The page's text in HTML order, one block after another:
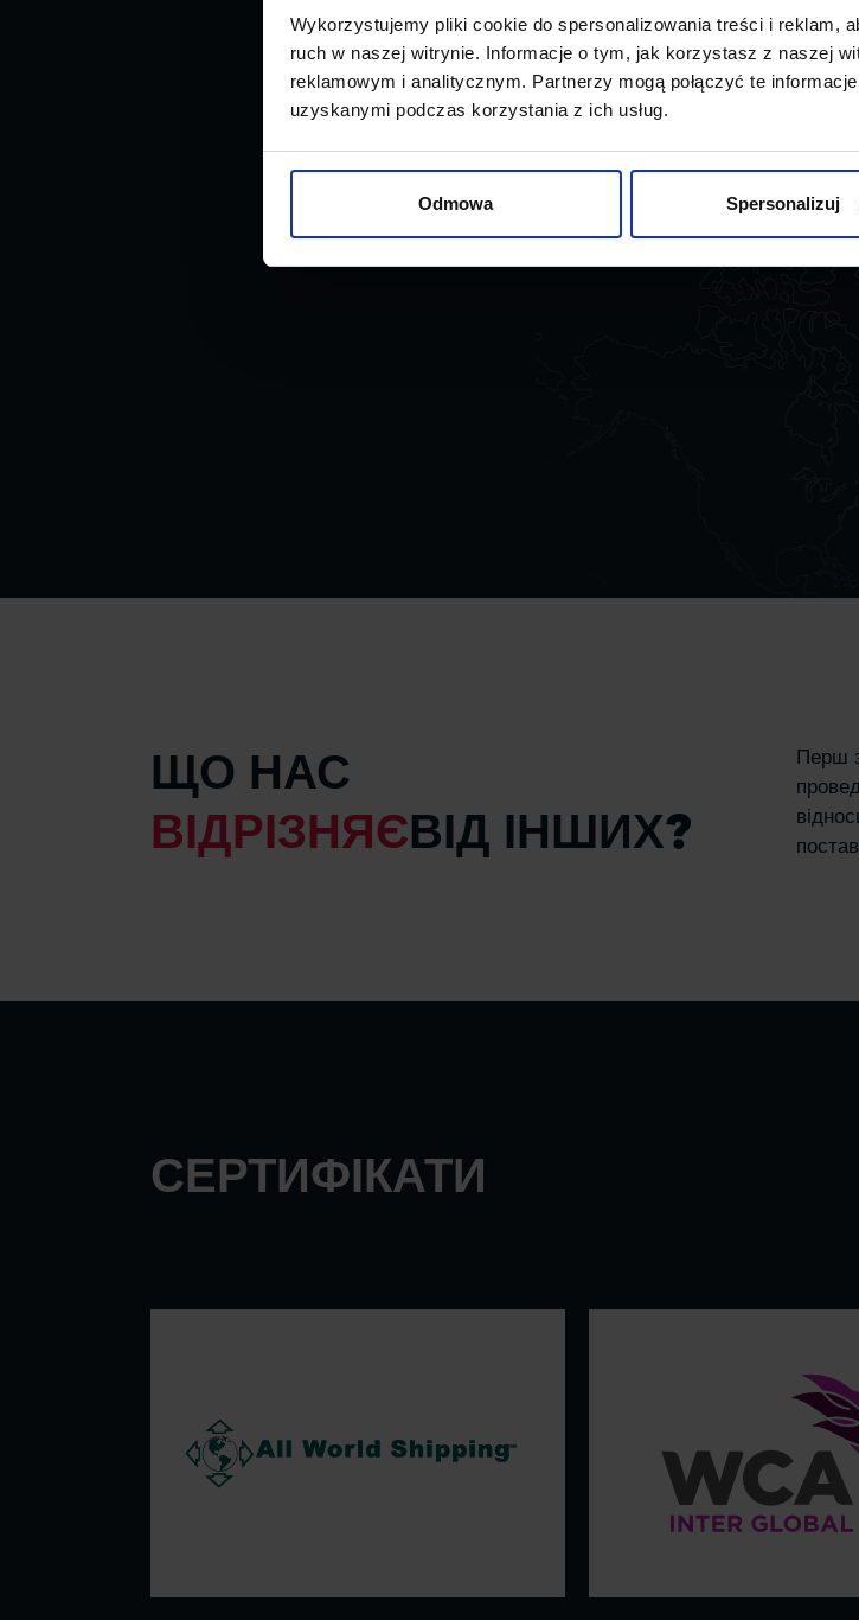
Wykorzystujemy pliki cookie do spersonalizowania treści i reklam,
ruch w naszej witrynie. Informacje o tym, jak korzystasz z naszej
reklamowym i analitycznym. Partnerzy mogą połączyć te
uzyskanymi podczas korzystania z ich usług.
Odmowa Spersonalizuj
ЩО НАС
ВІДРІЗНЯЄВІД ІНШИХ?
Перш
СЕРТИФІКАТИ